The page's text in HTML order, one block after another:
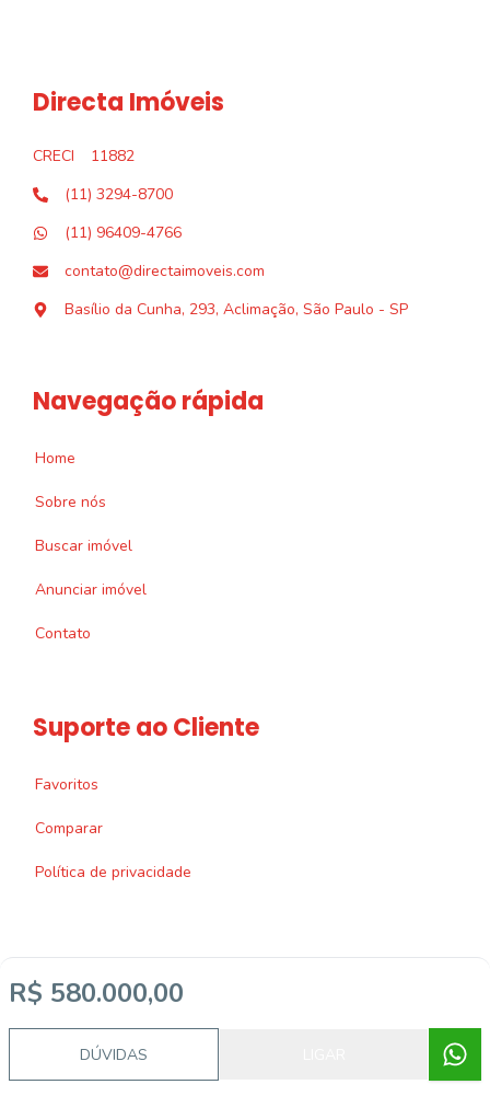
R$ 580.000,00
DÚVIDAS
Directa Imóveis
CRECI
11882
(11) 3294-8700
(11) 96409-4766
contato@directaimoveis.com
Basílio da Cunha, 293, Aclimação, São Paulo - SP
Navegação rápida
Home
Sobre nós
Buscar imóvel
Anunciar imóvel
Contato
Suporte ao Cliente
Favoritos
Comparar
Política de privacidade
Imobiliária Certificada:
Selo de Tecnologia Loft